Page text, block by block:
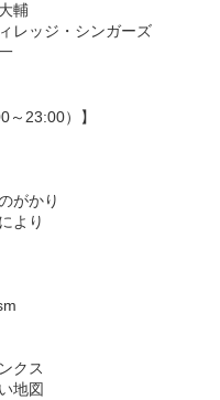
輔
レッジ・シンガーズ
～23:00）】
がかり
より
クス
地図